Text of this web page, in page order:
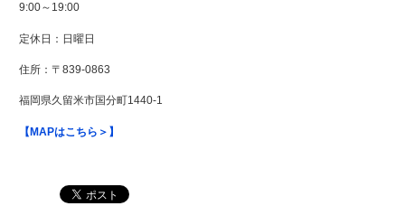
9:00～19:00
定休日：日曜日
住所： 〒839-0863
福岡県久留米市国分町1440-1
【MAPはこちら＞】